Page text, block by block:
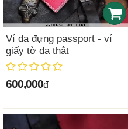
Ví da đựng passport - ví
giấy tờ da thật
600,000đ